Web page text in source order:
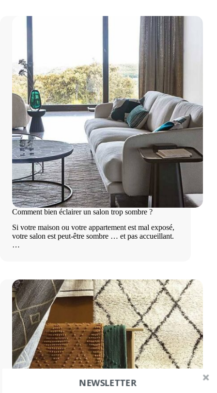
Comment bien éclairer un salon trop sombre ?
Si votre maison ou votre appartement est mal exposé,
votre salon est peut-être sombre … et pas accueillant.
…
NEWSLETTER